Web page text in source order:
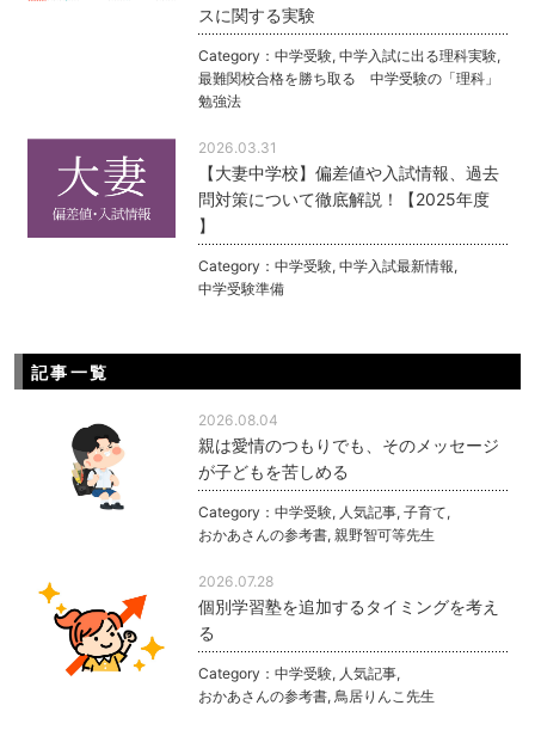
スに関する実験
Category：中学受験,中学入試に出る理科実験,
最難関校合格を勝ち取る 中学受験の「理科」
勉強法
2026.03.31
【大妻中学校】偏差値や入試情報、過去
問対策について徹底解説！【2025年度
】
Category：中学受験,中学入試最新情報,
中学受験準備
記事一覧
2026.08.04
親は愛情のつもりでも、そのメッセージ
が子どもを苦しめる
Category：中学受験, 人気記事,子育て,
おかあさんの参考書,親野智可等先生
2026.07.28
個別学習塾を追加するタイミングを考え
る
Category：中学受験, 人気記事,
おかあさんの参考書, 鳥居りんこ先生